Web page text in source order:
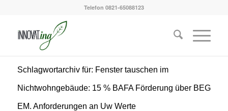
Telefon 0821-65088123
Schlagwortarchiv für: Fenster tauschen im
Nichtwohngebäude: 15 % BAFA Förderung über BEG
EM. Anforderungen an Uw Werte